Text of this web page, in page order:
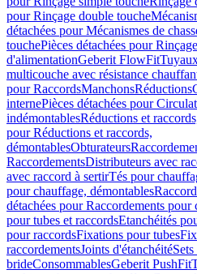
pour Rinçage double touche
détachées pour Mécanismes de
touchePièces détachées pour
d'alimentationGeberit FlowFit
multicouche avec résistance
pour RaccordsManchonsRéductions
internePièces détachées pour
indémontablesRéductions et
pour Réductions et raccords,
démontablesObturateurs
RaccordementsDistributeurs avec
avec raccord à sertirTés pour
pour chauffage, démontables
détachées pour Raccordements pour
pour tubes et raccordsEtanchéités
pour raccordsFixations pour tubes
raccordementsJoints d'étanchéité
brideConsommablesGeberit PushFit